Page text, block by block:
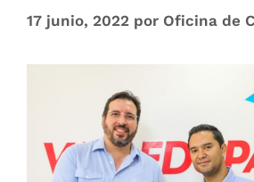
17 junio, 2022 por Oficina de